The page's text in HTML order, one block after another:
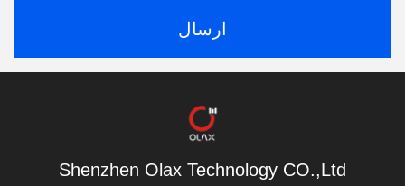
ارسال
Shenzhen Olax Technology CO.,Ltd